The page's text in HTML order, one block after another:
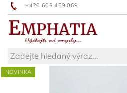
+420 603 459 069
NOVINKA